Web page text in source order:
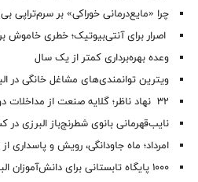
چرا «مایع‌درمانی خوراکی» بر سرم‌تراپی
اصرار برای آنتی‌بیوتیک؛ خطری خاموش
وعده بهره‌برداری کمتر از یک سال
ویترین توانمندی‌های مشاغل خانگی در
۳۲ نهاد ناظر؛ گلایه صنعت از مداخلات دولتی
نایب‌قهرمانی بانوی شطرنج‌باز البرزی در
امرداد؛ ماه جاودانگی، رویش و پاسداری
۱۰۰۰ پایگاه تابستانی برای دانش‌آموزان البرزی راه اندازی شد